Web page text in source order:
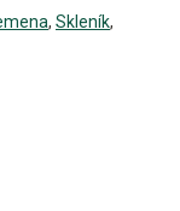
, Skleník,